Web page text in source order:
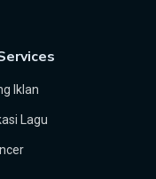
Iklan
Lagu